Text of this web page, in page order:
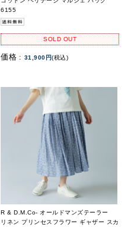
6155
SOLD OUT
価格 : 31,900円(税込)
R & D.M.Co- オールドマンズテーラー
リネン プリンセスフラワー ギャザー スカ